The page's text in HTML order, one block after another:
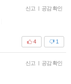
신고 | 공감 확인
1
4
신고 | 공감 확인